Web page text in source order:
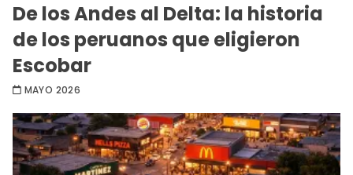
De los Andes al Delta: la historia
de los peruanos que eligieron
Escobar
MAYO 2026